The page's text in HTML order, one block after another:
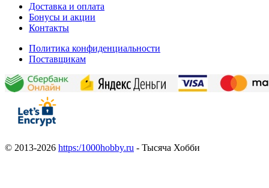
Доставка и оплата
Бонусы и акции
Контакты
Политика конфиденциальности
Поставщикам
© 2013-2026 https:/1000hobby.ru - Тысяча Хобби